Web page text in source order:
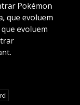
Pokémon
que evoluem
evoluem